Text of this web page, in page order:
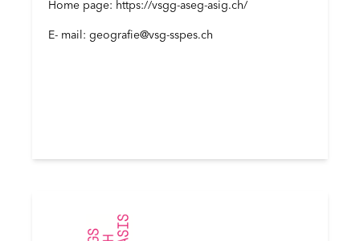
Home page: https://vsgg-aseg-asig.ch/
E- mail: geografie@vsg-sspes.ch